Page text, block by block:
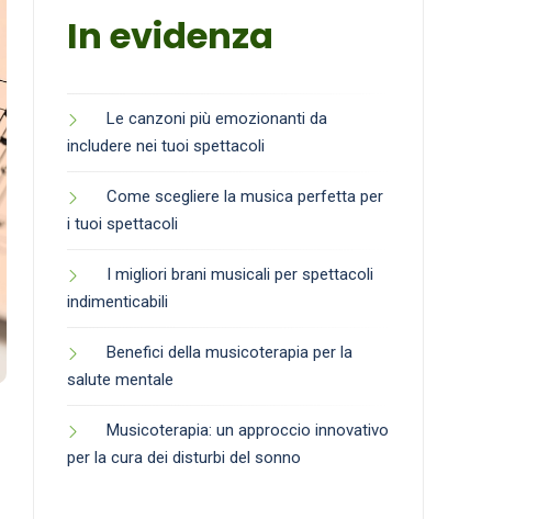
In evidenza
Le canzoni più emozionanti da
includere nei tuoi spettacoli
Come scegliere la musica perfetta per
i tuoi spettacoli
I migliori brani musicali per spettacoli
indimenticabili
Benefici della musicoterapia per la
salute mentale
Musicoterapia: un approccio innovativo
per la cura dei disturbi del sonno